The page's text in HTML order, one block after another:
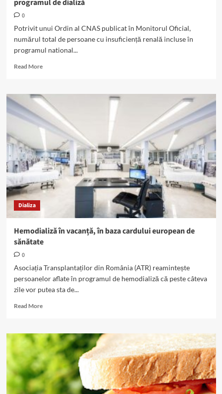
programul de dializă
0
Potrivit unui Ordin al CNAS publicat în Monitorul Oficial,
numărul total de persoane cu insuficiență renală incluse în
programul national...
Read MoreRead
Peste
14.300
de
pacienți
cu
insuficiență
renală
în
programul
de
dializă
Dializa
Hemodializă în vacanță, în baza cardului european de
sănătate
0
Asociația Transplantaților din România (ATR) reamintește
persoanelor aflate în programul de hemodializă că peste câteva
zile vor putea sta de...
Read MoreRead
Hemodializă
în
vacanță,
în
baza
cardului
european